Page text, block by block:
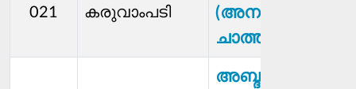
021 കരുവാംപടി
(അനൂപ്
ചാത്തീരത്ത്)
അബ്ദുൽ ഗഫൂർ